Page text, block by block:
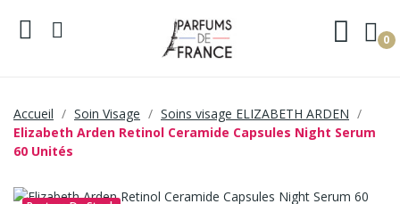
0
Accueil Soin Visage
Soins visage ELIZABETH ARDEN
Elizabeth Arden Retinol Ceramide Capsules Night Serum
60 Unités